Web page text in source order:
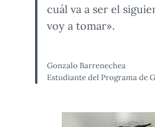
cuál va a ser el
voy a tomar».
Gonzalo Barrenechea
Estudiante del Programa de